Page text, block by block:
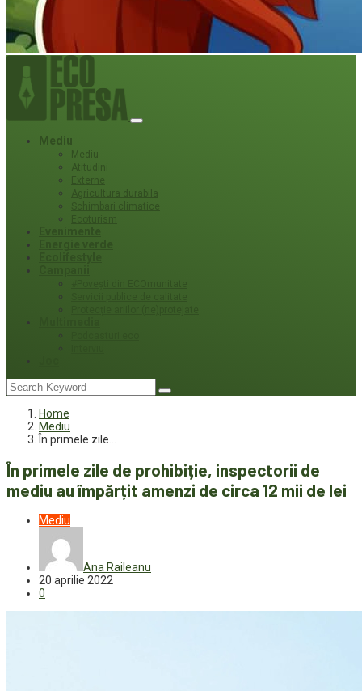
Mediu
Mediu
Atitudini
Externe
Agricultura durabila
Schimbari climatice
Ecoturism
Home
Mediu
În primele zile…
În primele zile de prohibiție, inspectorii de
mediu au împărțit amenzi de circa 12 mii de lei
Mediu
Ana Raileanu
20 aprilie 2022
0